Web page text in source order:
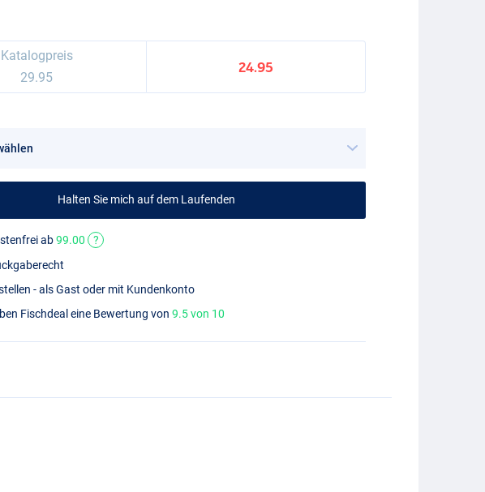
Katalogpreis
29.95
24.95
Halten Sie mich auf dem Laufenden
ab99.00
?
- als Gast oder mit Kundenkonto
Fischdeal eine Bewertung von9.5 von 10